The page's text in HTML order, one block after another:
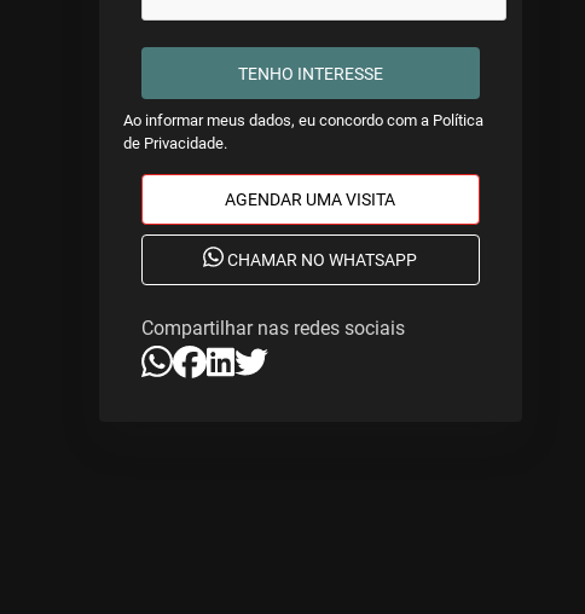
TENHO INTERESSE
Ao informar meus dados, eu concordo com a Política
de Privacidade.
AGENDAR UMA VISITA
CHAMAR NO WHATSAPP
Compartilhar nas redes sociais